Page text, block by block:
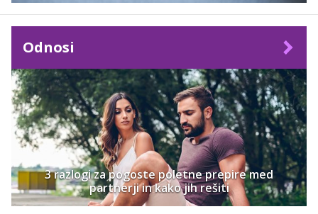
Odnosi
3 razlogi za pogoste poletne prepire med
partnerji in kako jih rešiti